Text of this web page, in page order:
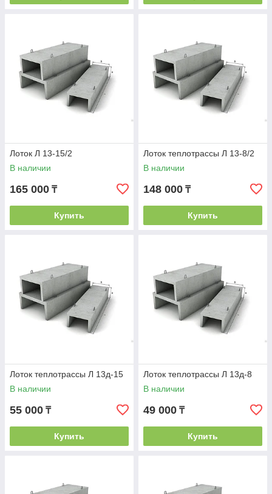
Лоток Л 13-15/2
В наличии
165 000 ₸
Купить
Лоток теплотрассы Л 13-8/2
В наличии
148 000 ₸
Купить
Лоток теплотрассы Л 13д-15
В наличии
55 000 ₸
Купить
Лоток теплотрассы Л 13д-8
В наличии
49 000 ₸
Купить